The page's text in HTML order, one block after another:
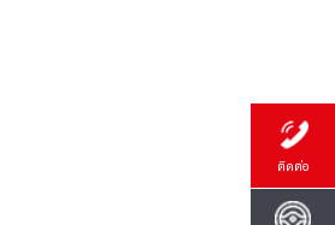
ติดต่อ